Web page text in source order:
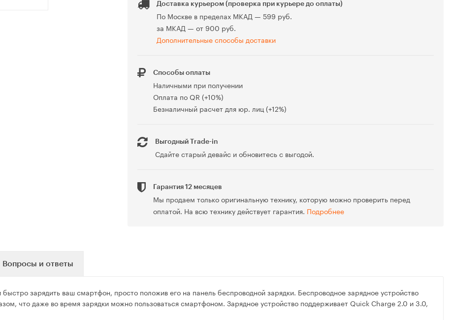
Доставка курьером (проверка при курьере до оплаты)
По Москве в пределах МКАД — 599 руб.
за МКАД — от 900 руб.
Дополнительные способы доставки
Способы оплаты
Наличными при получении
Оплата по QR (+10%)
Безналичный расчет для юр. лиц (+12%)
Выгодный Trade-in
Сдайте старый девайс и обновитесь с выгодой.
Гарантия 12 месяцев
Мы продаем только оригинальную технику, которую можно проверить перед
оплатой. На всю технику действует гарантия. Подробнее
Вопросы и ответы
зарядить ваш смартфон, просто положив его на панель беспроводной зарядки. Беспроводное зарядное устройство
что даже во время зарядки можно пользоваться смартфоном. Зарядное устройство поддерживает Quick Charge 2.0 и 3.0,